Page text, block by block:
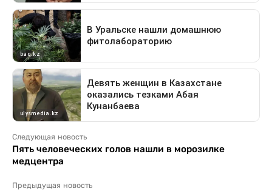
Следующая новость
Пять человеческих голов нашли в морозилке
медцентра
Предыдущая новость